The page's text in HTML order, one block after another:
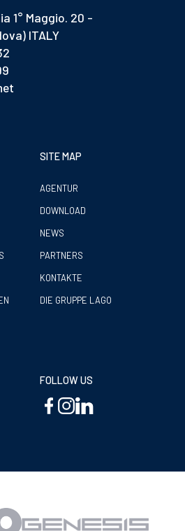
1° Maggio. 20 -
ITALY
SITE MAP
AGENTUR
DOWNLOAD
NEWS
PARTNERS
KONTAKTE
DIE GRUPPE LAGO
FOLLOW US